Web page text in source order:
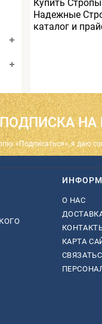
Купить
Надежные
каталог и
НА
«Подписаться», я даю
О НАС
КАРТА